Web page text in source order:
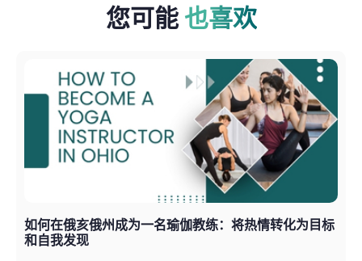
您可能 也喜欢
如何在俄亥俄州成为一名瑜伽教练：将热情转化为目标
和自我发现